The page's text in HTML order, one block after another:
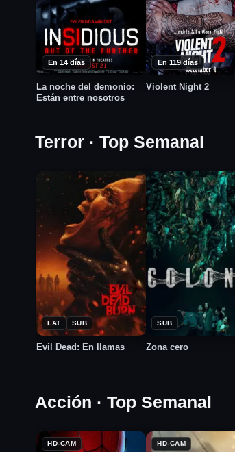
En 14 días
La noche del demonio:
Están entre nosotros
En 119 días
Violent Night 2
Terror · Top Semanal
LAT SUB
2026
Evil Dead: En llamas
SUB
Zona cero
Acción · Top Semanal
HD-CAM HD-CAM